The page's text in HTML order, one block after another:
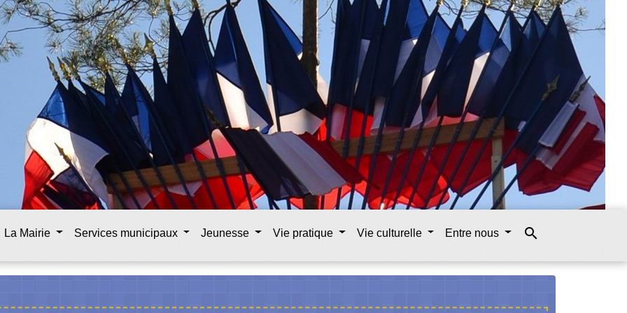
La Mairie Services municipaux Jeunesse Vie pratique Vie culturelle Entre nous search